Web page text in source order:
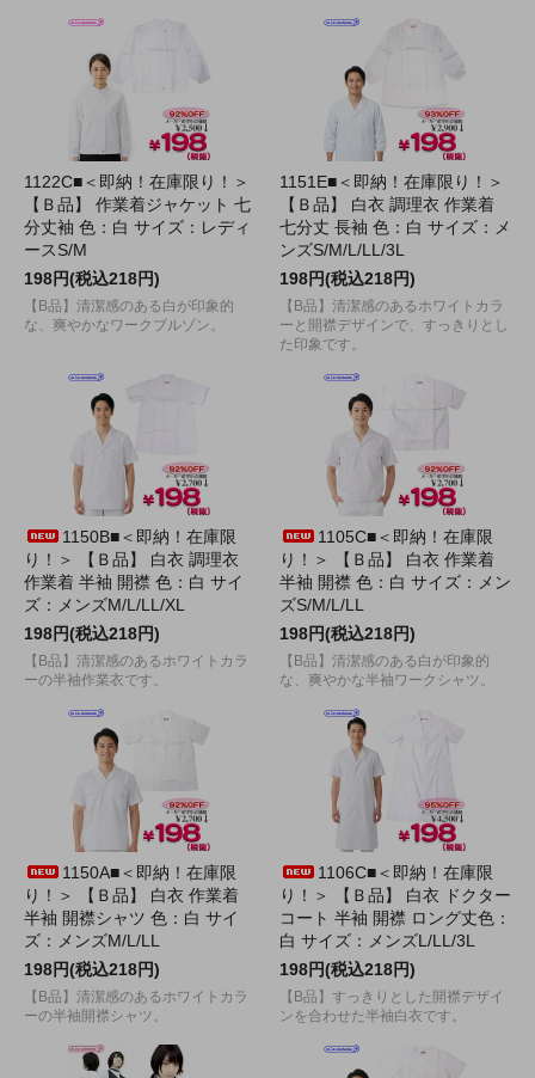
1122C■＜即納！在庫限り！＞
【Ｂ品】 作業着ジャケット 七
分丈袖 色：白 サイズ：レディ
ースS/M
198円(税込218円)
【B品】清潔感のある白が印象的
な、爽やかなワークブルゾン。
1151E■＜即納！在庫限り！＞
【Ｂ品】 白衣 調理衣 作業着
七分丈 長袖 色：白 サイズ：メ
ンズS/M/L/LL/3L
198円(税込218円)
【B品】清潔感のあるホワイトカラ
ーと開襟デザインで、すっきりとし
た印象です。
1150B■＜即納！在庫限
り！＞ 【Ｂ品】 白衣 調理衣
作業着 半袖 開襟 色：白 サイ
ズ：メンズM/L/LL/XL
198円(税込218円)
【B品】清潔感のあるホワイトカラ
ーの半袖作業衣です。
1105C■＜即納！在庫限
り！＞ 【Ｂ品】 白衣 作業着
半袖 開襟 色：白 サイズ：メン
ズS/M/L/LL
198円(税込218円)
【B品】清潔感のある白が印象的
な、爽やかな半袖ワークシャツ。
1150A■＜即納！在庫限
り！＞ 【Ｂ品】 白衣 作業着
半袖 開襟シャツ 色：白 サイ
ズ：メンズM/L/LL
198円(税込218円)
【B品】清潔感のあるホワイトカラ
ーの半袖開襟シャツ。
1106C■＜即納！在庫限
り！＞ 【Ｂ品】 白衣 ドクター
コート 半袖 開襟 ロング丈色：
白 サイズ：メンズL/LL/3L
198円(税込218円)
【B品】すっきりとした開襟デザイ
ンを合わせた半袖白衣です。